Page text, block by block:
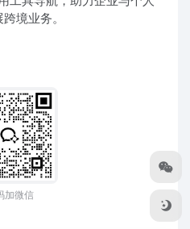
境业务。
加微信